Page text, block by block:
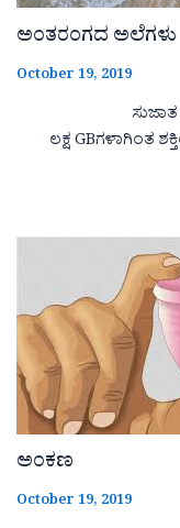
ಅಂತರಂಗದ ಅಲೆಗಳು
October 19, 2019
ಸುಜಾತ
ಲಕ್ಷ GBಗಳಾಗಿಂತ
ಅಂಕಣ
October 19, 2019